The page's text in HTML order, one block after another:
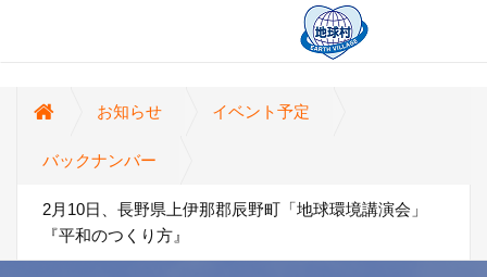
お知らせ イベント予定
バックナンバー
2月10日、長野県上伊那郡辰野町「地球環境講演会」
『平和のつくり方』